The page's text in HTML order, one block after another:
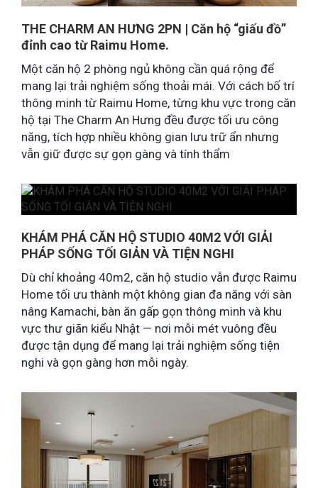
THE CHARM AN HƯNG 2PN | Căn hộ “giấu đồ”
đỉnh cao từ Raimu Home.
Một căn hộ 2 phòng ngủ không cần quá rộng để
mang lại trải nghiệm sống thoải mái. Với cách bố trí
thông minh từ Raimu Home, từng khu vực trong căn
hộ tại The Charm An Hưng đều được tối ưu công
năng, tích hợp nhiều không gian lưu trữ ẩn nhưng
vẫn giữ được sự gọn gàng và tính thẩm
KHÁM PHÁ CĂN HỘ STUDIO 40M2 VỚI GIẢI
PHÁP SỐNG TỐI GIẢN VÀ TIỆN NGHI
Dù chỉ khoảng 40m2, căn hộ studio vẫn được Raimu
Home tối ưu thành một không gian đa năng với sàn
nâng Kamachi, bàn ăn gấp gọn thông minh và khu
vực thư giãn kiểu Nhật — nơi mỗi mét vuông đều
được tận dụng để mang lại trải nghiệm sống tiện
nghi và gọn gàng hơn mỗi ngày.